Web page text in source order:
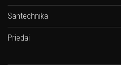
Santechnika
Priedai